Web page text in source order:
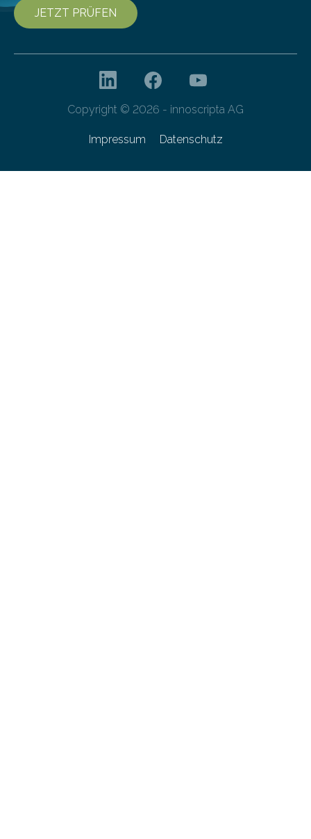
JETZT PRÜFEN
Copyright © 2026 - innoscripta AG
Impressum Datenschutz